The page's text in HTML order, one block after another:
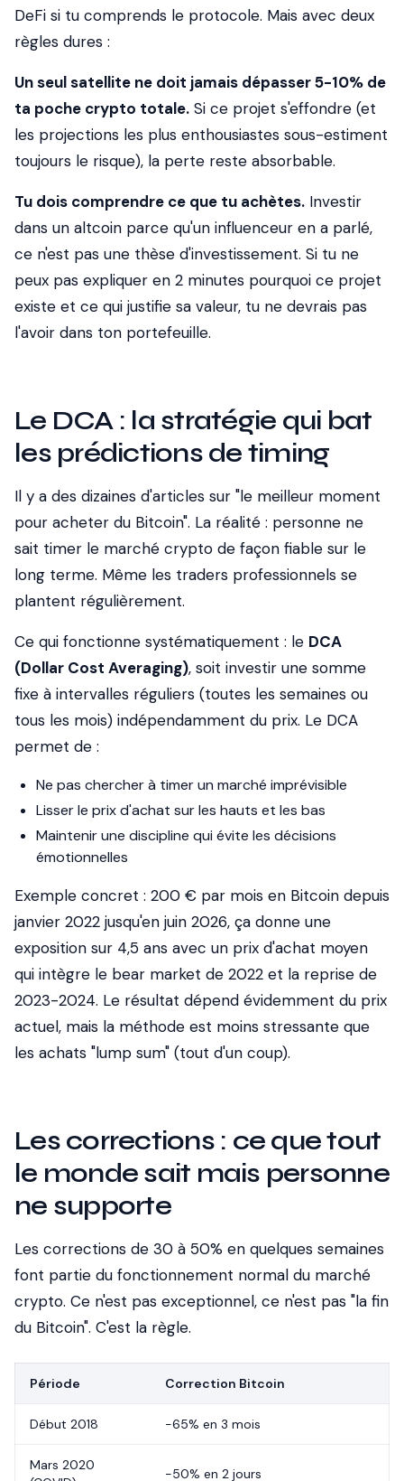
DeFi si tu comprends le protocole. Mais avec deux
règles dures :
Un seul satellite ne doit jamais dépasser 5-10% de
ta poche crypto totale. Si ce projet s'effondre (et
les projections les plus enthousiastes sous-estiment
toujours le risque), la perte reste absorbable.
Tu dois comprendre ce que tu achètes. Investir
dans un altcoin parce qu'un influenceur en a parlé,
ce n'est pas une thèse d'investissement. Si tu ne
peux pas expliquer en 2 minutes pourquoi ce projet
existe et ce qui justifie sa valeur, tu ne devrais pas
l'avoir dans ton portefeuille.
Le DCA : la stratégie qui bat
les prédictions de timing
Il y a des dizaines d'articles sur "le meilleur moment
pour acheter du Bitcoin". La réalité : personne ne
sait timer le marché crypto de façon fiable sur le
long terme. Même les traders professionnels se
plantent régulièrement.
Ce qui fonctionne systématiquement : le DCA
(Dollar Cost Averaging), soit investir une somme
fixe à intervalles réguliers (toutes les semaines ou
tous les mois) indépendamment du prix. Le DCA
permet de :
Ne pas chercher à timer un marché imprévisible
Lisser le prix d'achat sur les hauts et les bas
Maintenir une discipline qui évite les décisions
émotionnelles
Exemple concret : 200 € par mois en Bitcoin depuis
janvier 2022 jusqu'en juin 2026, ça donne une
exposition sur 4,5 ans avec un prix d'achat moyen
qui intègre le bear market de 2022 et la reprise de
2023-2024. Le résultat dépend évidemment du prix
actuel, mais la méthode est moins stressante que
les achats "lump sum" (tout d'un coup).
Les corrections : ce que tout
le monde sait mais personne
ne supporte
Les corrections de 30 à 50% en quelques semaines
font partie du fonctionnement normal du marché
crypto. Ce n'est pas exceptionnel, ce n'est pas "la fin
du Bitcoin". C'est la règle.
Période Correction Bitcoin
Début 2018 -65% en 3 mois
Mars 2020
-50% en 2 jours